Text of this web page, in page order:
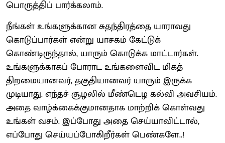
பொருத்திப் பார்க்கலாம்.
நீங்கள் உங்களுக்கான சுதந்திரத்தை யாராவது
கொடுப்பார்கள் என்று யாசகம் கேட்டுக்
கொண்டிருந்தால், யாரும் கொடுக்க மாட்டார்கள்.
உங்களுக்காகப் போராட உங்களைவிட மிகத்
திறமையானவர், தகுதியானவர் யாரும் இருக்க
முடியாது. எந்தச் சூழலில் மீண்டெழ கல்வி அவசியம்.
அதை வாழ்க்கைக்குமானதாக மாற்றிக் கொள்வது
உங்கள் வசம். இப்போது அதை செய்யாவிட்டால்,
எப்போது செய்யப்போகிறீர்கள் பெண்களே..!